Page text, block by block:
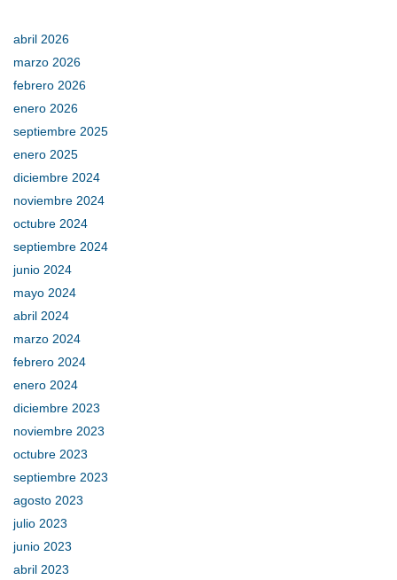
abril 2026
marzo 2026
febrero 2026
enero 2026
septiembre 2025
enero 2025
diciembre 2024
noviembre 2024
octubre 2024
septiembre 2024
junio 2024
mayo 2024
abril 2024
marzo 2024
febrero 2024
enero 2024
diciembre 2023
noviembre 2023
octubre 2023
septiembre 2023
agosto 2023
julio 2023
junio 2023
abril 2023